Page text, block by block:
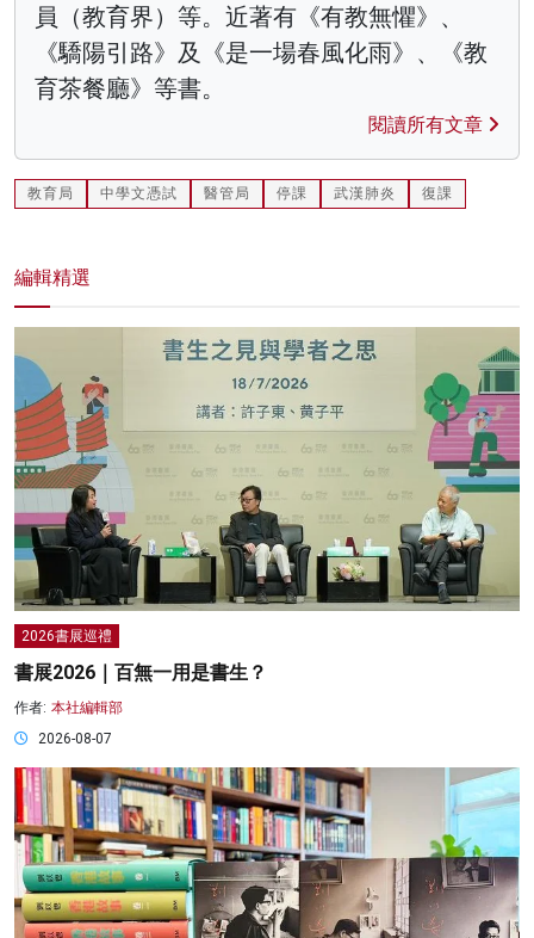
員（教育界）等。近著有《有教無懼》、
《驕陽引路》及《是一場春風化雨》、《教
育茶餐廳》等書。
閱讀所有文章
教育局 中學文憑試 醫管局 停課 武漢肺炎 復課
編輯精選
2026書展巡禮
書展2026｜百無一用是書生？
作者: 本社編輯部
2026-08-07